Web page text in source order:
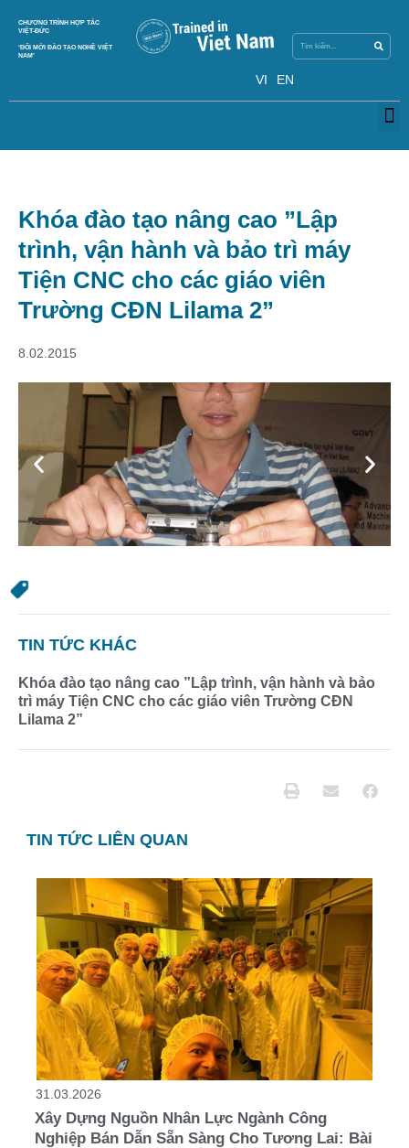
CHƯƠNG TRÌNH HỢP TÁC
VIỆT-ĐỨC
‘ĐỔI MỚI ĐÀO TẠO NGHỀ VIỆT
NAM’
VI EN
Khóa đào tạo nâng cao ”Lập
trình, vận hành và bảo trì máy
Tiện CNC cho các giáo viên
Trường CĐN Lilama 2”
8.02.2015
Previous Next
TIN TỨC KHÁC
Khóa đào tạo nâng cao ”Lập trình, vận hành và bảo
trì máy Tiện CNC cho các giáo viên Trường CĐN
Lilama 2”
TIN TỨC LIÊN QUAN
31.03.2026
Xây Dựng Nguồn Nhân Lực Ngành Công
Nghiệp Bán Dẫn Sẵn Sàng Cho Tương Lai: Bài